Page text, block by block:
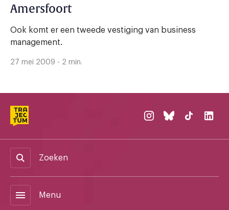
Amersfoort
Ook komt er een tweede vestiging van business
management.
27 mei 2009 - 2 min.
Zoeken
menu Menu